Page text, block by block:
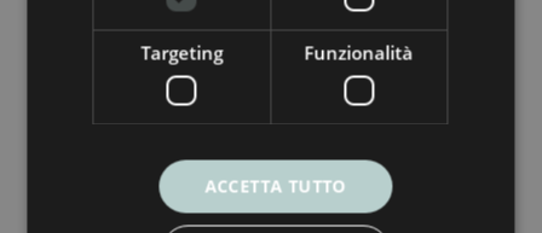
Ricarica veloce, sicura e
sostenibile: guida il
cambiamento con energia
Targeting Funzionalità
ACCETTA TUTTO